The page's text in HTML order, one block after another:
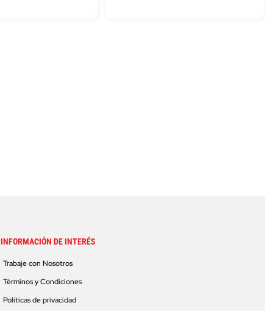
INFORMACIÓN DE INTERÉS
Trabaje con Nosotros
Términos y Condiciones
Políticas de privacidad